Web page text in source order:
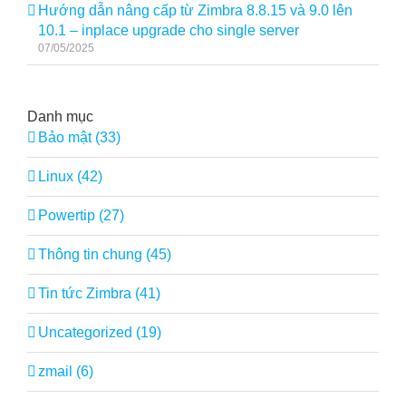
Hướng dẫn nâng cấp từ Zimbra 8.8.15 và 9.0 lên
10.1 – inplace upgrade cho single server
07/05/2025
Danh mục
Bảo mật (33)
Linux (42)
Powertip (27)
Thông tin chung (45)
Tin tức Zimbra (41)
Uncategorized (19)
zmail (6)